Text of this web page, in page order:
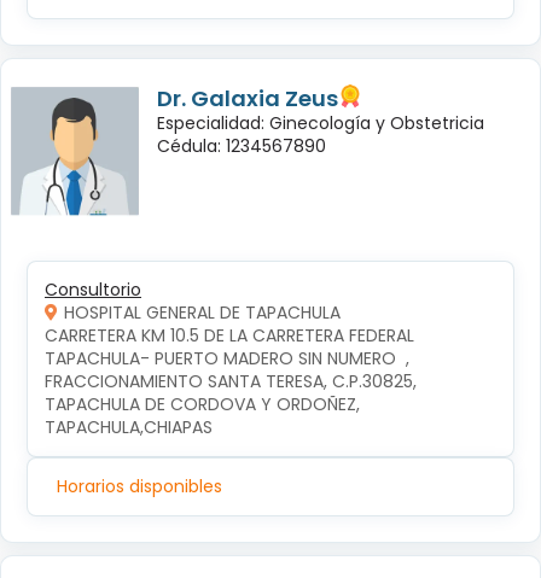
Dr. Galaxia Zeus
Especialidad: Ginecología y Obstetricia
Cédula: 1234567890
Consultorio
HOSPITAL GENERAL DE TAPACHULA
CARRETERA KM 10.5 DE LA CARRETERA FEDERAL
TAPACHULA- PUERTO MADERO SIN NUMERO  ,
FRACCIONAMIENTO SANTA TERESA, C.P.30825,
TAPACHULA DE CORDOVA Y ORDOÑEZ,
TAPACHULA,CHIAPAS
Horarios disponibles